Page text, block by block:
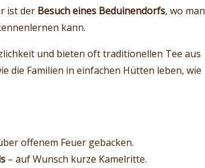
ist der Besuch eines Beduinendorfs, wo man
kann.
und bieten oft traditionellen Tee aus
die Familien in einfachen Hütten leben, wie
offenem Feuer gebacken.
– auf Wunsch kurze Kamelritte.